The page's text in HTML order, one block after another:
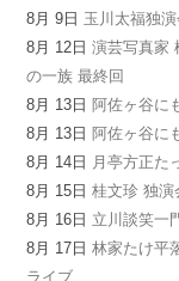
8月 9日 玉川太福独
8月 12日演芸写真家
の一族 最終回
8月 13日阿佐ヶ谷に
8月 13日阿佐ヶ谷に
8月 14日 月亭方正た
8月 15日桂文珍 独演
8月 16日 立川談笑一
8月 17日林家たけ平
ライブ